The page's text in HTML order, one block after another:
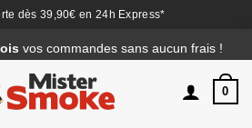
dès 39,90€ en 24h Express*
vos commandes sans aucun frais !
0